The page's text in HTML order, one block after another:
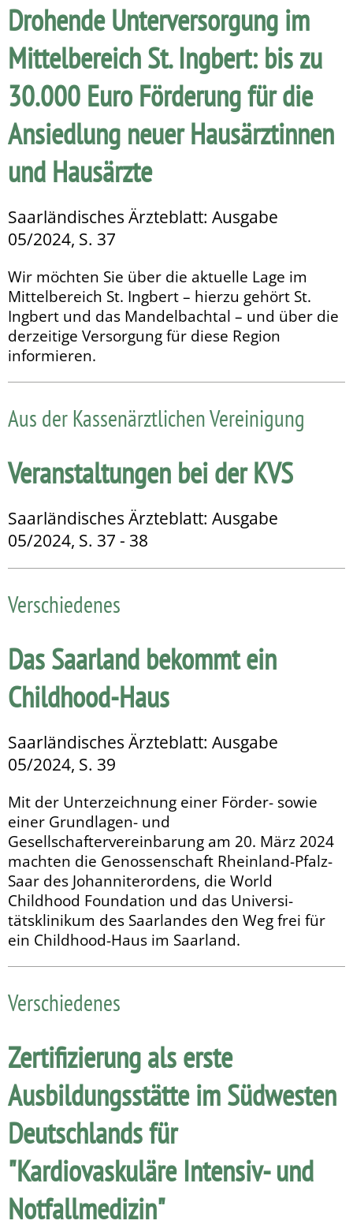
Drohende Unterversorgung im
Mittelbereich St. Ingbert: bis zu
30.000 Euro Förderung für die
Ansiedlung neuer Hausärztinnen
und Hausärzte
Saarländisches Ärzteblatt: Ausgabe
05/2024, S. 37
Wir möchten Sie über die aktuelle Lage im
Mittelbereich St. Ingbert – hierzu gehört St.
Ingbert und das Mandelbachtal – und über die
derzeitige Versorgung für diese Region
informieren.
Aus der Kassenärztlichen Vereinigung
Veranstaltungen bei der KVS
Saarländisches Ärzteblatt: Ausgabe
05/2024, S. 37 - 38
Verschiedenes
Das Saarland bekommt ein
Childhood-Haus
Saarländisches Ärzteblatt: Ausgabe
05/2024, S. 39
Mit der Unterzeichnung einer Förder- sowie
einer Grundlagen- und
Gesellschaftervereinbarung am 20. März 2024
machten die Genossenschaft Rheinland-Pfalz-
Saar des Johanniter­ordens, die World
Childhood Foundation und das Universi­
tätsklinikum des Saarlandes den Weg frei für
ein Childhood-Haus im Saarland.
Verschiedenes
Zertifizierung als erste
Ausbildungsstätte im Südwesten
Deutschlands für
"Kardiovaskuläre Intensiv- und
Notfallmedizin"